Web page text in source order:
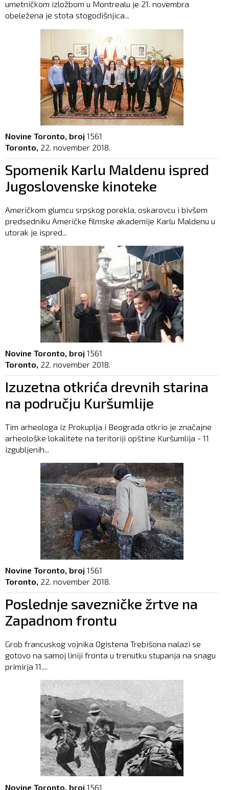
umetničkom izložbom u Montrealu je 21. novembra
obeležena je stota stogodišnjica...
Novine Toronto, broj 1561
Toronto, 22. november 2018.
Spomenik Karlu Maldenu ispred
Jugoslovenske kinoteke
Američkom glumcu srpskog porekla, oskarovcu i bivšem
predsedniku Američke filmske akademije Karlu Maldenu u
utorak je ispred...
Novine Toronto, broj 1561
Toronto, 22. november 2018.
Izuzetna otkrića drevnih starina
na području Kuršumlije
Tim arheologa iz Prokuplja i Beograda otkrio je značajne
arheološke lokalitete na teritoriji opštine Kuršumlija - 11
izgubljenih...
Novine Toronto, broj 1561
Toronto, 22. november 2018.
Poslednje savezničke žrtve na
Zapadnom frontu
Grob francuskog vojnika Ogistena Trebišona nalazi se
gotovo na samoj liniji fronta u trenutku stupanja na snagu
primirja 11....
Novine Toronto, broj 1561